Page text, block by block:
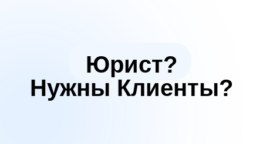
Юрист?
Нужны Клиенты?